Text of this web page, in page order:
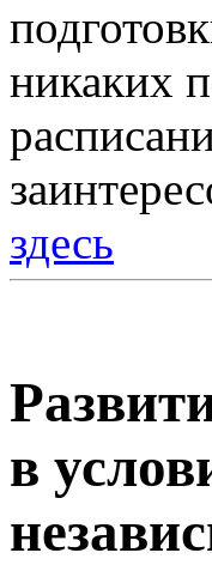
никаких
здесь
в